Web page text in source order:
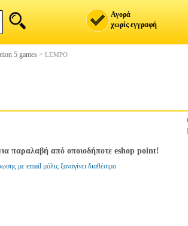
Αγορά
χωρίς εγγραφή
5 games > LEMPO
παραλαβή από οποιοδήποτε eshop point!
με email μόλις ξαναγίνει διαθέσιμο